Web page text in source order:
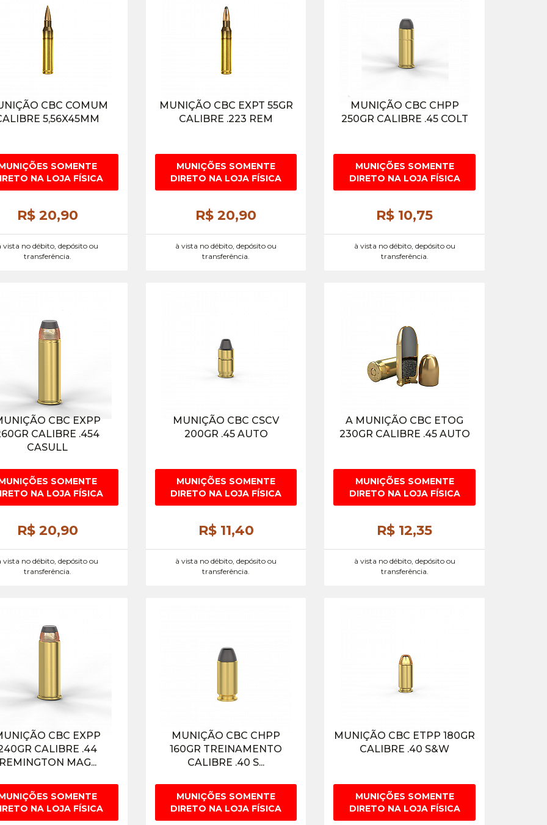
CBC COMUM
5,56X45MM
SOMENTE
NA LOJA FÍSICA
R$ 20,90
vista no débito, depósito ou
transferência.
MUNIÇÃO CBC EXPT 55GR
CALIBRE .223 REM
MUNIÇÕES SOMENTE
DIRETO NA LOJA FÍSICA
R$ 20,90
à vista no débito, depósito ou
transferência.
MUNIÇÃO CBC CHPP
250GR CALIBRE .45 COLT
MUNIÇÕES SOMENTE
DIRETO NA LOJA FÍSICA
R$ 10,75
à vista no débito, depósito ou
transferência.
CBC EXPP
CALIBRE .454
CASULL
SOMENTE
NA LOJA FÍSICA
R$ 20,90
vista no débito, depósito ou
transferência.
MUNIÇÃO CBC CSCV
200GR .45 AUTO
MUNIÇÕES SOMENTE
DIRETO NA LOJA FÍSICA
R$ 11,40
à vista no débito, depósito ou
transferência.
A MUNIÇÃO CBC ETOG
230GR CALIBRE .45 AUTO
MUNIÇÕES SOMENTE
DIRETO NA LOJA FÍSICA
R$ 12,35
à vista no débito, depósito ou
transferência.
CBC EXPP
CALIBRE .44
MAG...
SOMENTE
NA LOJA FÍSICA
MUNIÇÃO CBC CHPP
160GR TREINAMENTO
CALIBRE .40 S...
MUNIÇÕES SOMENTE
DIRETO NA LOJA FÍSICA
MUNIÇÃO CBC ETPP 180GR
CALIBRE .40 S&W
MUNIÇÕES SOMENTE
DIRETO NA LOJA FÍSICA